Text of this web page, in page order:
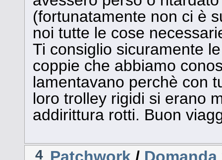
(fortunatamente non ci è
noi tutte le cose
Ti consiglio sicuramente
coppie che abbiamo
lamentavano perchè con
loro trolley rigidi si erano
addirittura rotti. Buon
4